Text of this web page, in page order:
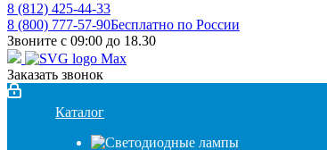
8 (812) 425-44-33
8 (800) 777-57-90Бесплатно по России
Звоните с 09:00 до 18.30
Заказать звонок
Каталог